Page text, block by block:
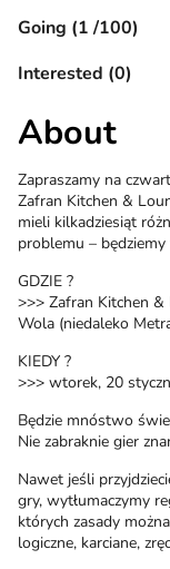
Going (1 /100)
Interested (0)
About
Zapraszamy na
Zafran Kitchen &
mieli kilkadziesiąt
problemu – będziemy
GDZIE ?
>>> Zafran Kitchen
Wola (niedaleko
KIEDY ?
>>> wtorek, 20
Będzie mnóstwo
Nie zabraknie gier
Nawet jeśli
gry, wytłumaczymy
których zasady
logiczne, karciane,